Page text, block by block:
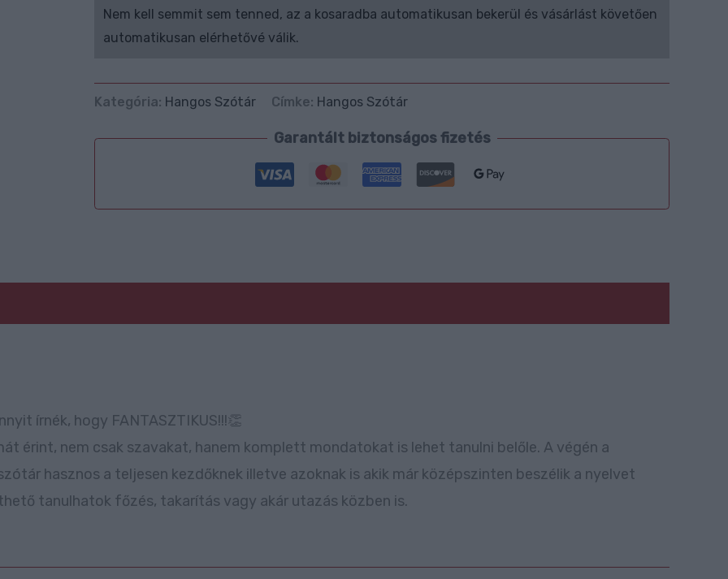
Nem kell semmit sem tenned, az a kosaradba automatikusan bekerül és vásárlást követően
automatikusan elérhetővé válik.
Kategória: Hangos Szótár Címke: Hangos Szótár
Garantált biztonságos fizetés
írnék, hogy FANTASZTIKUS!!!👏
érint, nem csak szavakat, hanem komplett mondatokat is lehet tanulni belőle. A végén a
hasznos a teljesen kezdőknek illetve azoknak is akik már középszinten beszélik a nyelvet
tanulhatok főzés, takarítás vagy akár utazás közben is.